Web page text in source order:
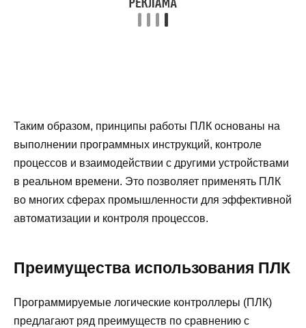
Таким образом, принципы работы ПЛК основаны на
выполнении программных инструкций, контроле
процессов и взаимодействии с другими устройствами
в реальном времени. Это позволяет применять ПЛК
во многих сферах промышленности для эффективной
автоматизации и контроля процессов.
Преимущества использования ПЛК
Программируемые логические контроллеры (ПЛК)
предлагают ряд преимуществ по сравнению с